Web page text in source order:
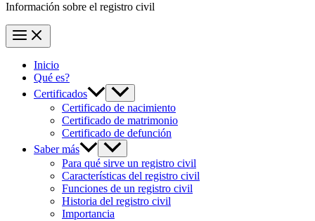
Información sobre el registro civil
Inicio
Qué es?
Certificados
Certificado de nacimiento
Certificado de matrimonio
Certificado de defunción
Saber más
Para qué sirve un registro civil
Características del registro civil
Funciones de un registro civil
Historia del registro civil
Importancia